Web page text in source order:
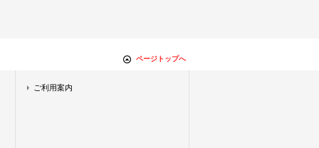
ページトップへ
ご利用案内